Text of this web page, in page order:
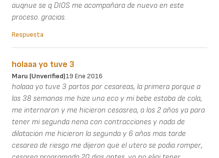
auqnue se q DIOS me acompañara de nuevo en este
proceso. gracias.
Respuesta
holaaa yo tuve 3
Maru (unverified)19 Ene 2016
holaaa yo tuve 3 partos por cesareas, la primera porque a
las 38 semanas me hize una eco y mi bebe estaba de cola,
me internaron y me hicieron cesasrea, a los 2 años ya para
tener mi segunda nena con contracciones y nada de
dilatacion me hicieron la segunda y 6 años mas tarde
cesarea de riesgo me dijeron que el utero se podia romper,